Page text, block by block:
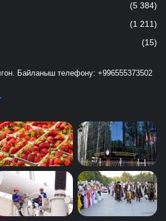
(5 384)
(1 211)
(15)
Байланыш телефону: +996555373502